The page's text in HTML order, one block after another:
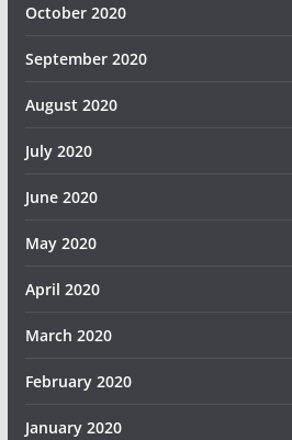
October 2020
September 2020
August 2020
July 2020
June 2020
May 2020
April 2020
March 2020
February 2020
January 2020